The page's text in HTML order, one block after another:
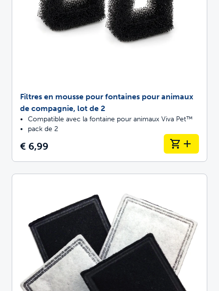
Filtres en mousse pour fontaines pour animaux
de compagnie, lot de 2
Compatible avec la fontaine pour animaux Viva Pet™
pack de 2
€ 6,99